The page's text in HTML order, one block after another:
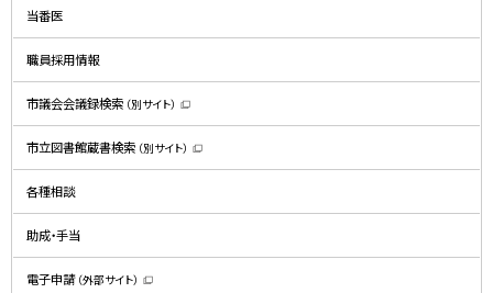
で
す
）
当番医
職員採用情報
市議会会議録検索 （別サイト）
新
規
ウ
ン
で
す
市立図書館蔵書検索 （別サイト）
新
ン
で
各種相談
助成・手当
電子申請 （外部サイト）